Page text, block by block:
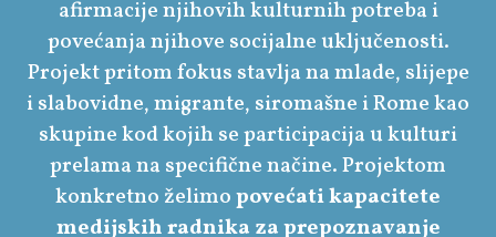
afirmacije njihovih kulturnih potreba i
povećanja njihove socijalne uključenosti.
Projekt pritom fokus stavlja na mlade, slijepe
i slabovidne, migrante, siromašne i Rome kao
skupine kod kojih se participacija u kulturi
prelama na specifične načine. Projektom
konkretno želimopovećati kapacitete
medijskih radnika za prepoznavanje